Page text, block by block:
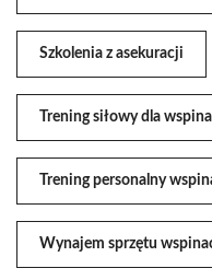
Szkolenia z asekuracji
Trening siłowy dla
Trening personalny
Wynajem sprzętu